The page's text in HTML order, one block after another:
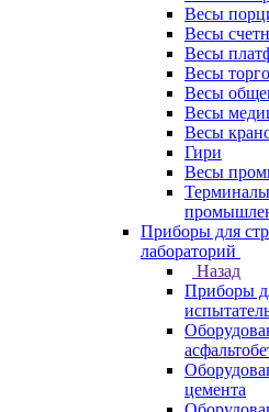
Весы
Весы
Весы
Весы
Весы
Весы
Весы
Гири
Весы
Приборы для
лабораторий
Назад
Приборы
цемента